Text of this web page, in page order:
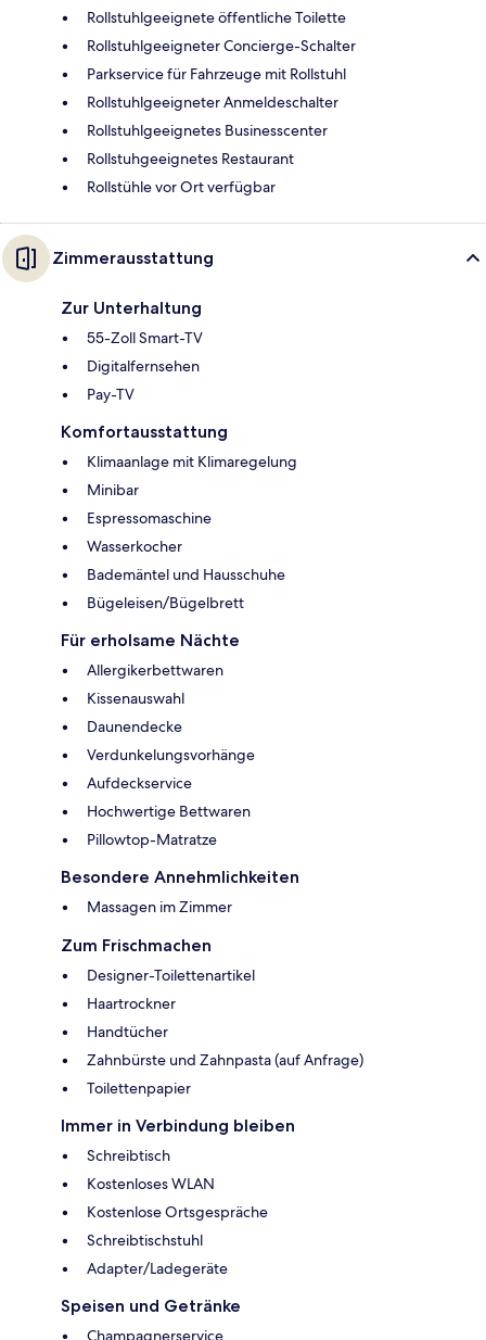
Rollstuhlgeeignete öffentliche Toilette
Rollstuhlgeeigneter Concierge-Schalter
Parkservice für Fahrzeuge mit Rollstuhl
Rollstuhlgeeigneter Anmeldeschalter
Rollstuhlgeeignetes Businesscenter
Rollstuhgeeignetes Restaurant
Rollstühle vor Ort verfügbar
Zimmerausstattung
Zur Unterhaltung
55-Zoll Smart-TV
Digitalfernsehen
Pay-TV
Komfortausstattung
Klimaanlage mit Klimaregelung
Minibar
Espressomaschine
Wasserkocher
Bademäntel und Hausschuhe
Bügeleisen/Bügelbrett
Für erholsame Nächte
Allergikerbettwaren
Kissenauswahl
Daunendecke
Verdunkelungsvorhänge
Aufdeckservice
Hochwertige Bettwaren
Pillowtop-Matratze
Besondere Annehmlichkeiten
Massagen im Zimmer
Zum Frischmachen
Designer-Toilettenartikel
Haartrockner
Handtücher
Zahnbürste und Zahnpasta (auf Anfrage)
Toilettenpapier
Immer in Verbindung bleiben
Schreibtisch
Kostenloses WLAN
Kostenlose Ortsgespräche
Schreibtischstuhl
Adapter/Ladegeräte
Speisen und Getränke
Champagnerservice